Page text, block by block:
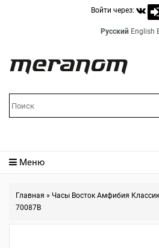
Войти через:
Русский English
Меню
Главная » Часы Восток Амфибия
70087B